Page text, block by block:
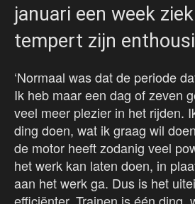
januari een week
tempert zijn
‘Normaal was dat de periode
Ik heb maar een dag of zeven
veel meer plezier in het rijden.
ding doen, wat ik graag wil
de motor heeft zodanig veel
het werk kan laten doen, in
aan het werk ga. Dus is het